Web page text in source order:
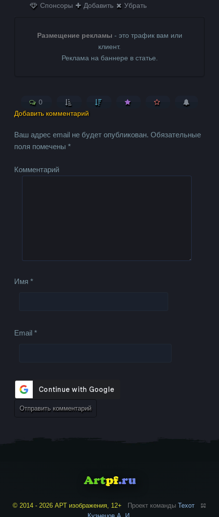
Спонсоры Добавить Убрать
Размещение рекламы - это трафик вам или
клиент.
Реклама на баннере в статье.
0
Добавить комментарий
Ваш адрес email не будет опубликован. Обязательные
поля помечены*
Комментарий
Имя*
Email*
© 2014 - 2026 АРТ изображения, 12+ Проект команды Техот
𝌴